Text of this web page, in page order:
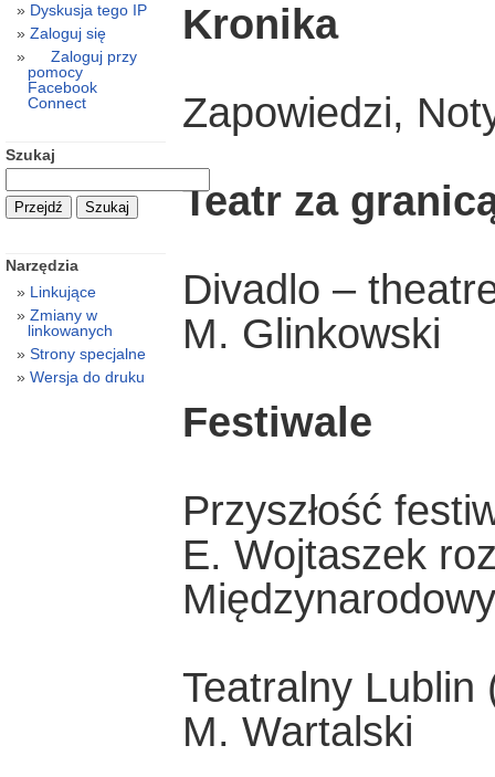
Kronika
Zapowiedzi,
Teatr za
Divadlo –
M. Glinkowski
Festiwale
Przyszłość
E. Wojtaszek
Teatralny Lublin
M. Wartalski
Dyskusja tego IP
Zaloguj się
Zaloguj przy
pomocy
Facebook
Connect
Szukaj
Narzędzia
Linkujące
Zmiany w
linkowanych
Strony specjalne
Wersja do druku